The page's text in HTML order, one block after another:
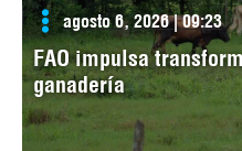
agosto 6, 2026 | 09:23
FAO impulsa
ganadería